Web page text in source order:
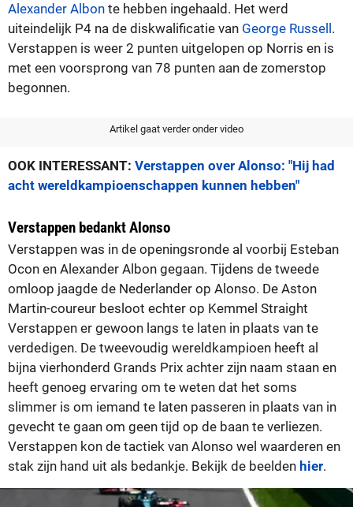
Alexander Albon te hebben ingehaald. Het werd
uiteindelijk P4 na de diskwalificatie van George Russell.
Verstappen is weer 2 punten uitgelopen op Norris en is
met een voorsprong van 78 punten aan de zomerstop
begonnen.
Artikel gaat verder onder video
OOK INTERESSANT: Verstappen over Alonso: "Hij had
acht wereldkampioenschappen kunnen hebben"
Verstappen bedankt Alonso
Verstappen was in de openingsronde al voorbij Esteban
Ocon en Alexander Albon gegaan. Tijdens de tweede
omloop jaagde de Nederlander op Alonso. De Aston
Martin-coureur besloot echter op Kemmel Straight
Verstappen er gewoon langs te laten in plaats van te
verdedigen. De tweevoudig wereldkampioen heeft al
bijna vierhonderd Grands Prix achter zijn naam staan en
heeft genoeg ervaring om te weten dat het soms
slimmer is om iemand te laten passeren in plaats van in
gevecht te gaan om geen tijd op de baan te verliezen.
Verstappen kon de tactiek van Alonso wel waarderen en
stak zijn hand uit als bedankje. Bekijk de beelden hier.